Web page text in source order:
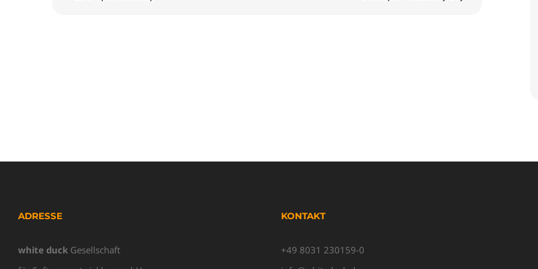
ADRESSE
white duck Gesellschaft
KONTAKT
+49 8031 230159-0